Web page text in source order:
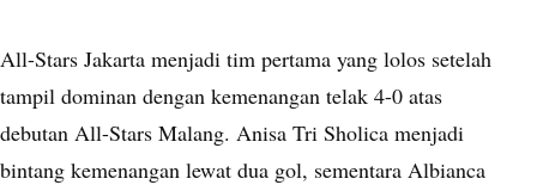
All-Stars Jakarta menjadi tim pertama yang lolos setelah
tampil dominan dengan kemenangan telak 4-0 atas
debutan All-Stars Malang. Anisa Tri Sholica menjadi
bintang kemenangan lewat dua gol, sementara Albianca